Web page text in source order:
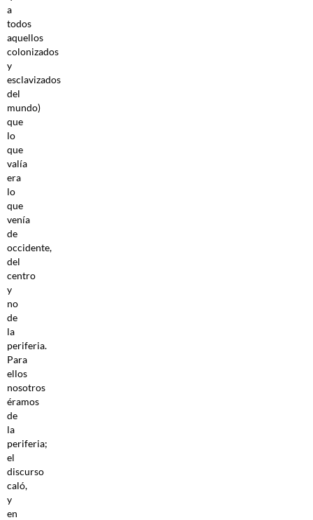
a
todos
aquellos
colonizados
y
esclavizados
del
mundo)
que
lo
que
valía
era
lo
que
venía
de
occidente,
del
centro
y
no
de
la
periferia.
Para
ellos
nosotros
éramos
de
la
periferia;
el
discurso
caló,
y
en